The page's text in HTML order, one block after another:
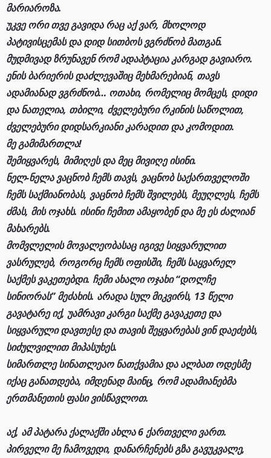
მარიაროზა.
უკვე ორი თვე გავიდა რაც აქ ვარ, მხოლოდ
პატივისცემას და დიდ სითბოს ვგრძნობ მათგან.
მუდმივად ზრუნავენ რომ ადაპტაცია კარგად გავიარო.
ენის ბარიერის დაძლევაშიც მეხმარებიან, თავს
ადამიანად ვგრძნობ… ოთახი, რომელიც მომცეს, დიდი
და ნათელია, თბილი, ძველებური რკინის საწოლით,
ძველებური დიდსარკიანი კარადით და კომოდით.
მე გამიმართლა!
შემიყვარეს, მიმიღეს და მეც მივიღე ისინი.
ნელ-ნელა ვაცნობ ჩემს თავს, ვაცნობ საქართველოში
ჩემს საქმიანობას, ვაცნობ ჩემს შვილებს, მეუღლეს, ჩემს
ძმას, მის ოჯახს. ისინი ჩემით ამაყობენ და მე ეს ძალიან
მახარებს.
მომვლელის მოვალეობასაც იგივე სიყვარულით
ვასრულებ, როგორც ჩემს ოფისში, ჩემს საყვარელ
საქმეს ვაკეთებდი. ჩემი ახალი ოჯახი “დოლჩე
სინიორას” მეძახის. არადა სულ მიკვირს, 13 წელი
გავატარე იქ, უამრავი კარგი საქმე გავაკეთე და
სიყვარული დავთესე და თავის შეყვარებას ვინ დაეძებს,
სიძულვილით მიპასუხეს.
სიმართლე სინათლეაო ნათქვამია და ალბათ ოდესმე
იქაც განათდება, იმდენად მაინც, რომ ადამიანებმა
ერთმანეთის ფასი ვისწავლოთ.
აქ, ამ პატარა ქალაქში ახლა 6 ქართველი ვართ.
პირველი მე ჩამოვედი, დანარჩენებს გზა გავუკვალე,